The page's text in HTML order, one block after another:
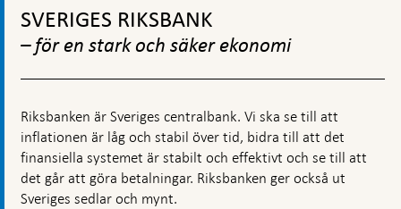
policy
motståndskraft
toppnavigation
SVERIGES RIKSBANK
– för en stark och säker ekonomi
Riksbanken är Sveriges centralbank. Vi ska se till att
inflationen är låg och stabil över tid, bidra till att det
finansiella systemet är stabilt och effektivt och se till att
det går att göra betalningar. Riksbanken ger också ut
Sveriges sedlar och mynt.